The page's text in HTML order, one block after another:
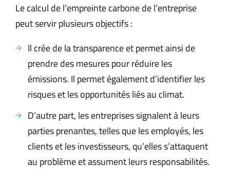
Le calcul de l’empreinte carbone de l’entreprise
peut servir plusieurs objectifs :
Il crée de la transparence et permet ainsi de
prendre des mesures pour réduire les
émissions. Il permet également d’identifier les
risques et les opportunités liés au climat.
D’autre part, les entreprises signalent à leurs
parties prenantes, telles que les employés, les
clients et les investisseurs, qu’elles s’attaquent
au problème et assument leurs responsabilités.